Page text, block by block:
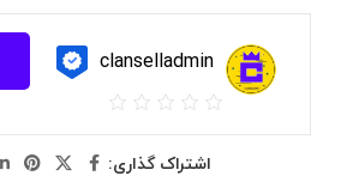
clanselladmin
اشتراک گذاری: